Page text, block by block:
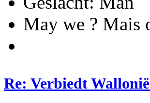
May we ? Mais
Re: Verbiedt